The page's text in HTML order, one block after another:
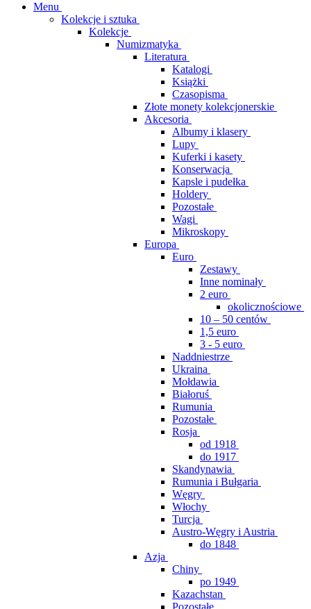
Menu
Kolekcje i sztuka
Kolekcje
Numizmatyka
Literatura
Katalogi
Książki
Czasopisma
Złote monety kolekcjonerskie
Akcesoria
Albumy i klasery
Lupy
Kuferki i kasety
Konserwacja
Kapsle i pudełka
Holdery
Pozostałe
Wagi
Mikroskopy
Europa
Euro
Zestawy
Inne nominały
2 euro
okolicznościowe
10 – 50 centów
1,5 euro
3 - 5 euro
Naddniestrze
Ukraina
Mołdawia
Białoruś
Rumunia
Pozostałe
Rosja
od 1918
do 1917
Skandynawia
Rumunia i Bułgaria
Węgry
Włochy
Turcja
Austro-Węgry i Austria
do 1848
Azja
Chiny
po 1949
Kazachstan
Pozostałe